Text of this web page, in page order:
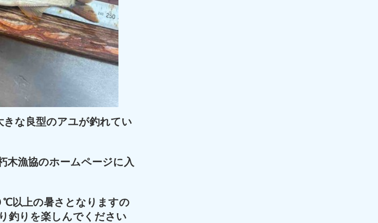
な良型のアユが釣れてい
木漁協のホームページに入
℃以上の暑さとなりますの
釣りを楽しんでください